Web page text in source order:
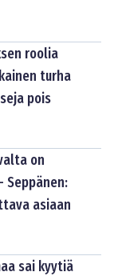
roolia
turha
pois
on
asiaan
sai kyytiä